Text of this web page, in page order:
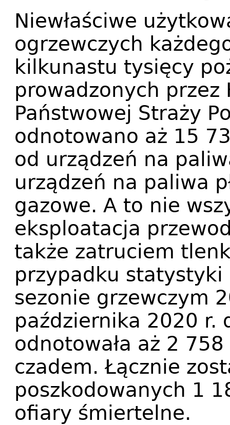
Niewłaściwe
ogrzewczych
kilkunastu tysięcy
prowadzonych przez
Państwowej Straży
odnotowano aż 15
od urządzeń na
urządzeń na paliwa
gazowe. A to nie
eksploatacja
także zatruciem
przypadku statystyki
sezonie grzewczym
października 2020 r.
odnotowała aż 2
czadem. Łącznie
poszkodowanych 1
ofiary śmiertelne.